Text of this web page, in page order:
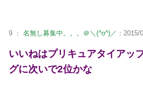
9 ： 名無し募集中。。。＠＼(^o^)／ ：
いいねはプリキュアタイアッ
グに次いで2位かな